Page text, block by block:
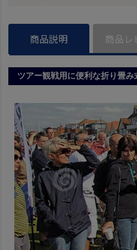
商品説明 商品レ
ツアー観戦用に便利な折り畳み